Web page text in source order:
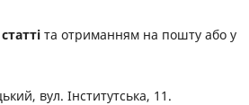
та отриманням на пошту або у
вул. Інститутська, 11.